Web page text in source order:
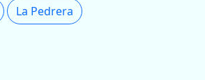
La Pedrera